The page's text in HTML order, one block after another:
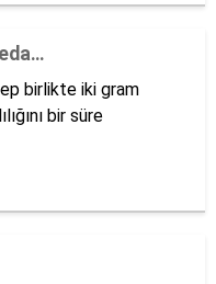
birlikte iki gram
bir süre